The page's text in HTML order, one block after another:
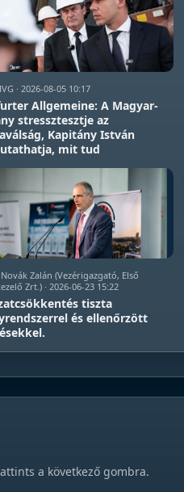
· 2026-08-05 10:17
Allgemeine: A Magyar-
stressztesztje az
Kapitány István
mit tud
Novák Zalán (Vezérigazgató, Első
Zrt.) · 2026-06-23 15:22
tiszta
és ellenőrzött
a következő gombra.